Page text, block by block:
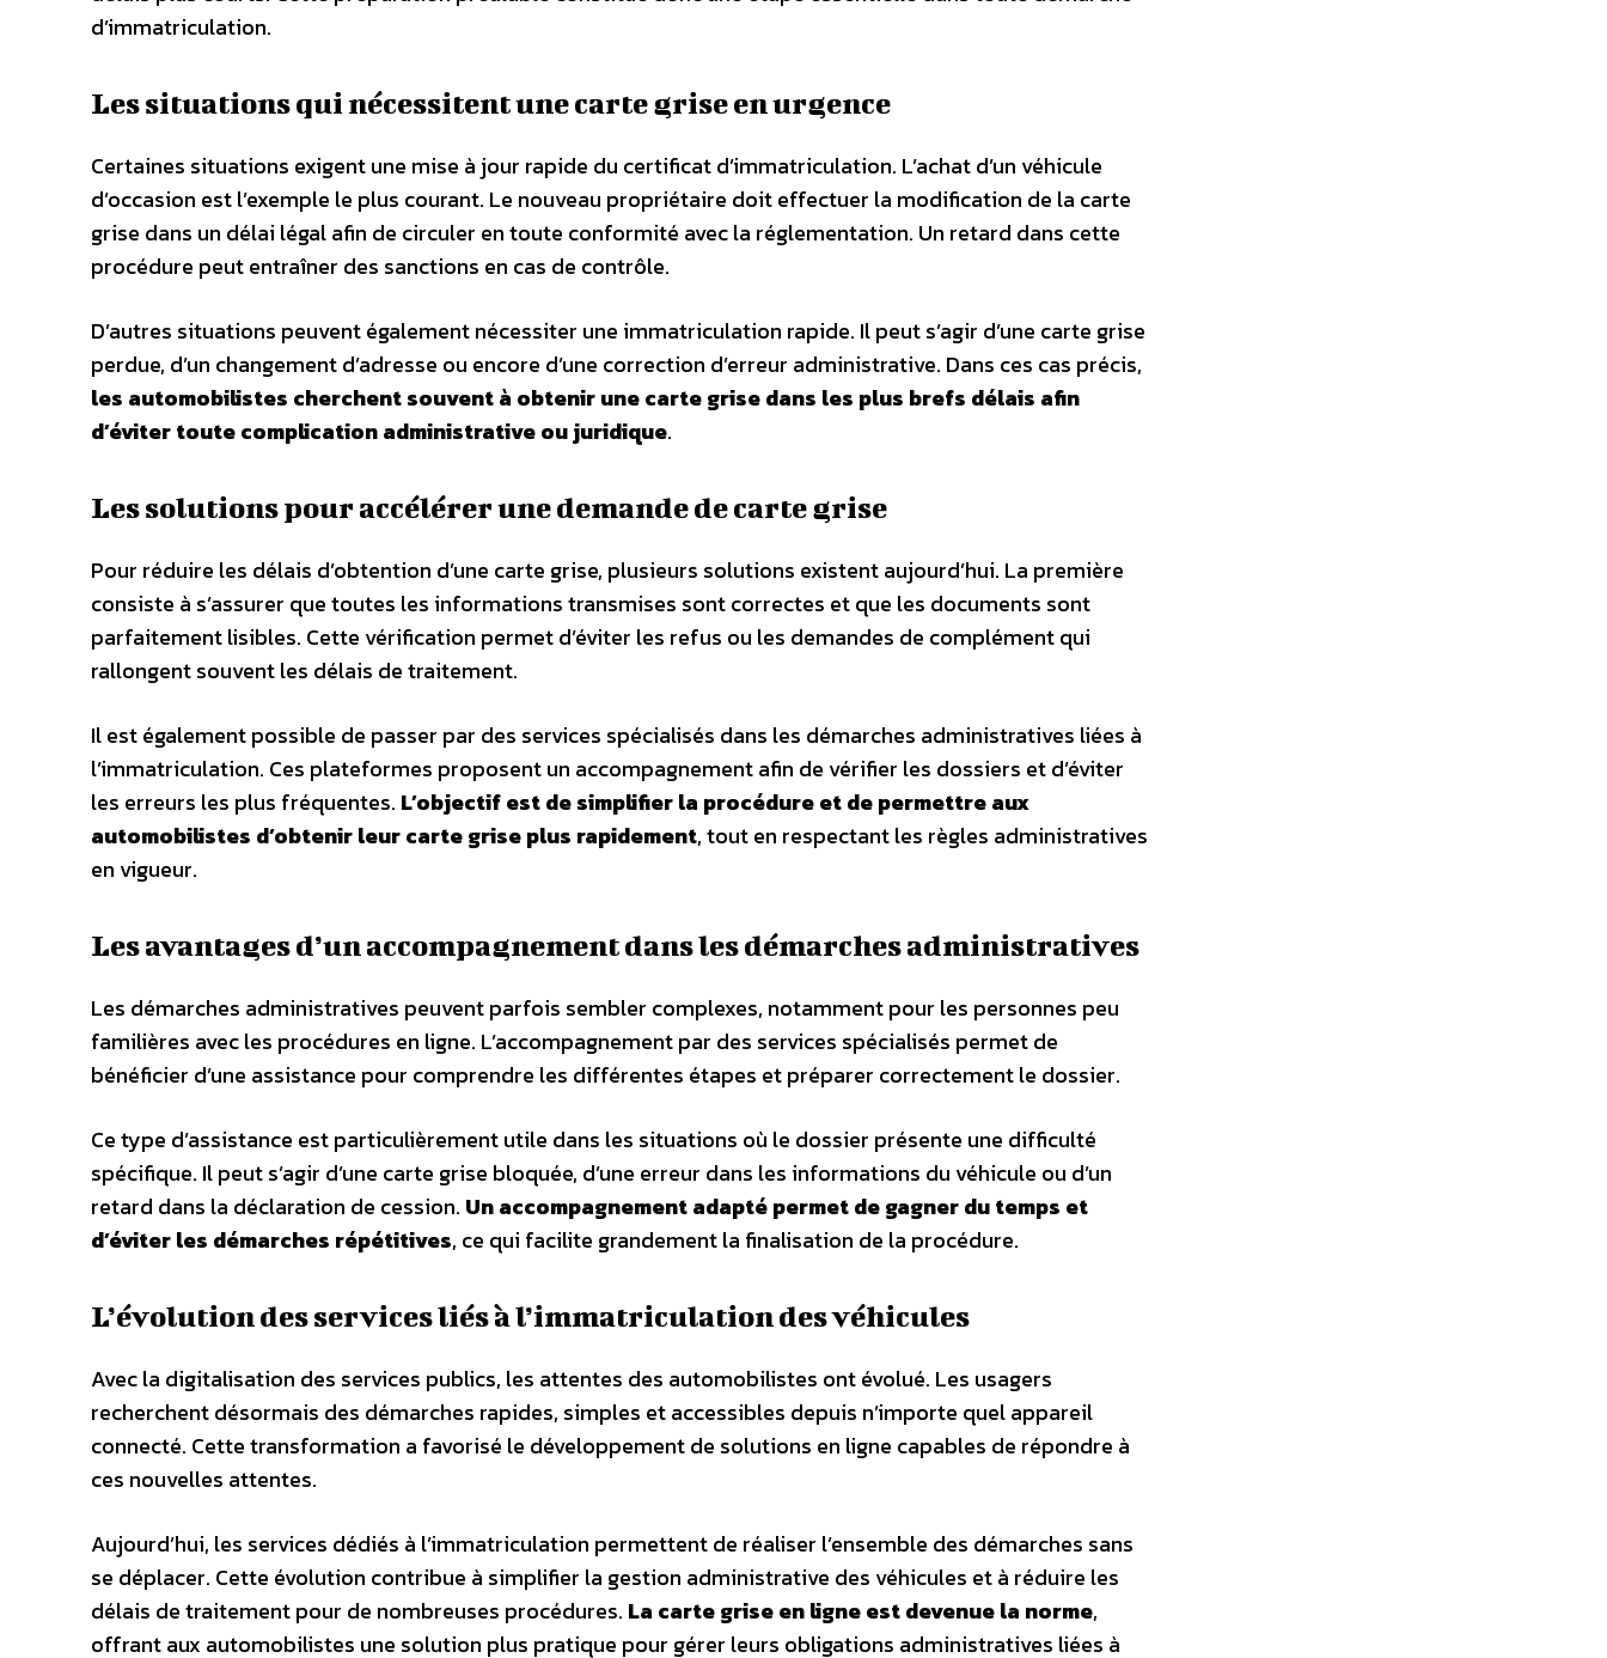
d’immatriculation.
Les situations qui nécessitent une carte grise en urgence
Certaines situations exigent une mise à jour rapide du certificat d’immatriculation. L’achat d’un véhicule
d’occasion est l’exemple le plus courant. Le nouveau propriétaire doit effectuer la modification de la carte
grise dans un délai légal afin de circuler en toute conformité avec la réglementation. Un retard dans cette
procédure peut entraîner des sanctions en cas de contrôle.
D’autres situations peuvent également nécessiter une immatriculation rapide. Il peut s’agir d’une carte grise
perdue, d’un changement d’adresse ou encore d’une correction d’erreur administrative. Dans ces cas précis,
les automobilistes cherchent souvent à obtenir une carte grise dans les plus brefs délais afin
d’éviter toute complication administrative ou juridique.
Les solutions pour accélérer une demande de carte grise
Pour réduire les délais d’obtention d’une carte grise, plusieurs solutions existent aujourd’hui. La première
consiste à s’assurer que toutes les informations transmises sont correctes et que les documents sont
parfaitement lisibles. Cette vérification permet d’éviter les refus ou les demandes de complément qui
rallongent souvent les délais de traitement.
Il est également possible de passer par des services spécialisés dans les démarches administratives liées à
l’immatriculation. Ces plateformes proposent un accompagnement afin de vérifier les dossiers et d’éviter
les erreurs les plus fréquentes. L’objectif est de simplifier la procédure et de permettre aux
automobilistes d’obtenir leur carte grise plus rapidement, tout en respectant les règles administratives
en vigueur.
Les avantages d’un accompagnement dans les démarches administratives
Les démarches administratives peuvent parfois sembler complexes, notamment pour les personnes peu
familières avec les procédures en ligne. L’accompagnement par des services spécialisés permet de
bénéficier d’une assistance pour comprendre les différentes étapes et préparer correctement le dossier.
Ce type d’assistance est particulièrement utile dans les situations où le dossier présente une difficulté
spécifique. Il peut s’agir d’une carte grise bloquée, d’une erreur dans les informations du véhicule ou d’un
retard dans la déclaration de cession. Un accompagnement adapté permet de gagner du temps et
d’éviter les démarches répétitives, ce qui facilite grandement la finalisation de la procédure.
L’évolution des services liés à l’immatriculation des véhicules
Avec la digitalisation des services publics, les attentes des automobilistes ont évolué. Les usagers
recherchent désormais des démarches rapides, simples et accessibles depuis n’importe quel appareil
connecté. Cette transformation a favorisé le développement de solutions en ligne capables de répondre à
ces nouvelles attentes.
Aujourd’hui, les services dédiés à l’immatriculation permettent de réaliser l’ensemble des démarches sans
se déplacer. Cette évolution contribue à simplifier la gestion administrative des véhicules et à réduire les
délais de traitement pour de nombreuses procédures. La carte grise en ligne est devenue la norme,
offrant aux automobilistes une solution plus pratique pour gérer leurs obligations administratives liées à